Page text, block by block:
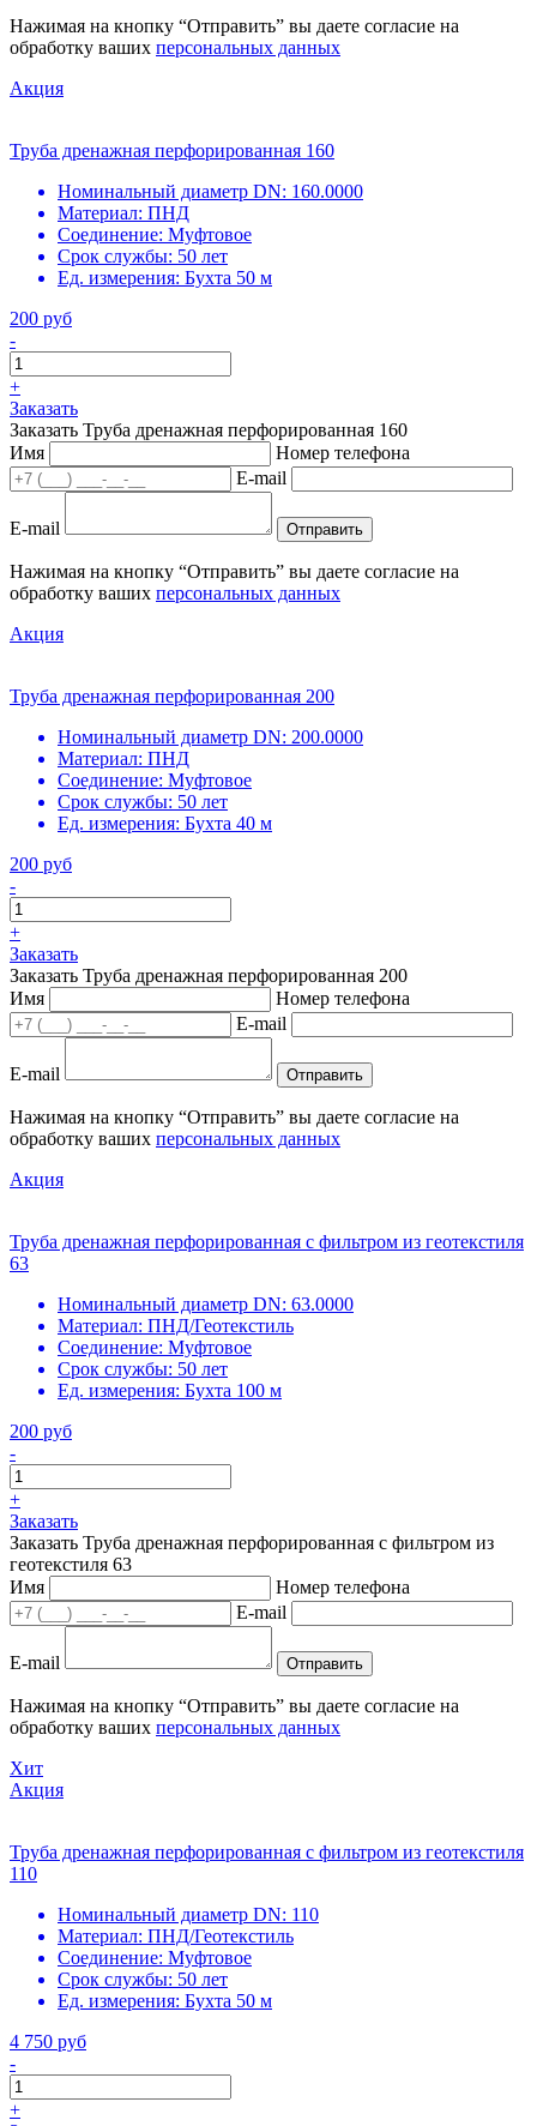
Нажимая на кнопку “Отправить” вы даете согласие на
обработку ваших персональных данных
Акция
Труба дренажная перфорированная 160
Номинальный диаметр DN: 160.0000
Материал: ПНД
Соединение: Муфтовое
Срок службы: 50 лет
Ед. измерения: Бухта 50 м
200 руб
-
+
Заказать
Заказать Труба дренажная перфорированная 160
Имя
Номер телефона
E-mail
E-mail Отправить
Нажимая на кнопку “Отправить” вы даете согласие на
обработку ваших персональных данных
Акция
Труба дренажная перфорированная 200
Номинальный диаметр DN: 200.0000
Материал: ПНД
Соединение: Муфтовое
Срок службы: 50 лет
Ед. измерения: Бухта 40 м
200 руб
-
+
Заказать
Заказать Труба дренажная перфорированная 200
Имя
Номер телефона
E-mail
E-mail Отправить
Нажимая на кнопку “Отправить” вы даете согласие на
обработку ваших персональных данных
Акция
Труба дренажная перфорированная с фильтром из геотекстиля
63
Номинальный диаметр DN: 63.0000
Материал: ПНД/Геотекстиль
Соединение: Муфтовое
Срок службы: 50 лет
Ед. измерения: Бухта 100 м
200 руб
-
+
Заказать
Заказать Труба дренажная перфорированная с фильтром из
геотекстиля 63
Имя
Номер телефона
E-mail
E-mail Отправить
Нажимая на кнопку “Отправить” вы даете согласие на
обработку ваших персональных данных
Хит
Акция
Труба дренажная перфорированная с фильтром из геотекстиля
110
Номинальный диаметр DN: 110
Материал: ПНД/Геотекстиль
Соединение: Муфтовое
Срок службы: 50 лет
Ед. измерения: Бухта 50 м
4 750 руб
-
+